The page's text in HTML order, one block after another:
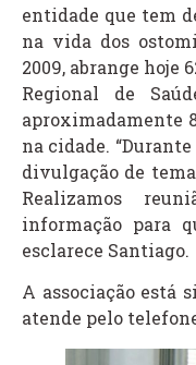
entidade que tem
na vida dos
2009, abrange hoje
Regional de
aproximadamente
na cidade.
divulgação de
Realizamos
informação para
esclarece Santiago.
A associação está
atende pelo